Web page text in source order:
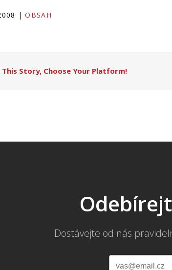
| OBSAH
This Story, Choose Your Platform!
Dostávejte od nás